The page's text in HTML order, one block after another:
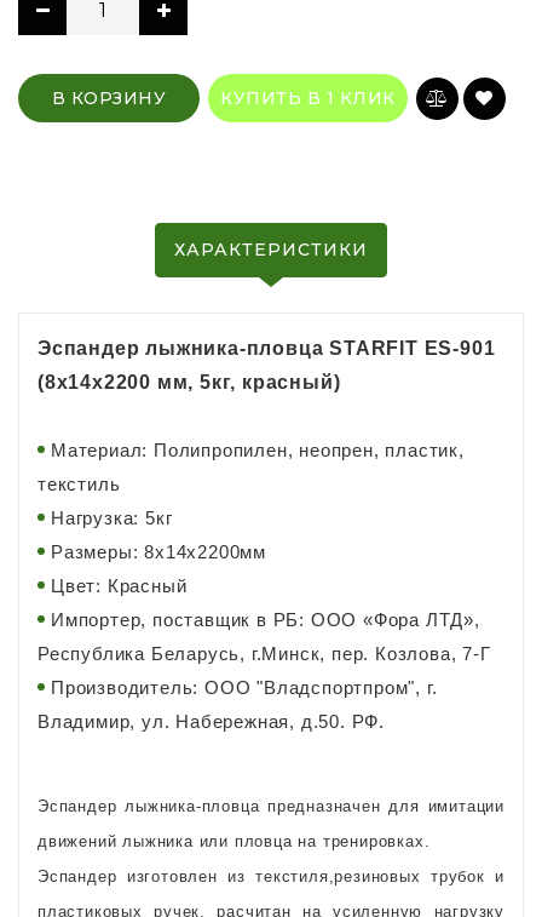
В КОРЗИНУ КУПИТЬ В 1 КЛИК
ХАРАКТЕРИСТИКИ
Эспандер лыжника-пловца STARFIT ES-901
(8х14х2200 мм, 5кг, красный)
Материал: Полипропилен, неопрен, пластик,
текстиль
Нагрузка: 5кг
Размеры: 8х14х2200мм
Цвет: Красный
Импортер, поставщик в РБ: ООО «Фора ЛТД»,
Республика Беларусь, г.Минск, пер. Козлова, 7-Г
Производитель: ООО "Владспортпром", г.
Владимир, ул. Набережная, д.50. РФ.
Эспандер лыжника-пловца предназначен для имитации
движений лыжника или пловца на тренировках.
Эспандер изготовлен из текстиля,резиновых трубок и
пластиковых ручек, расчитан на усиленную нагрузку